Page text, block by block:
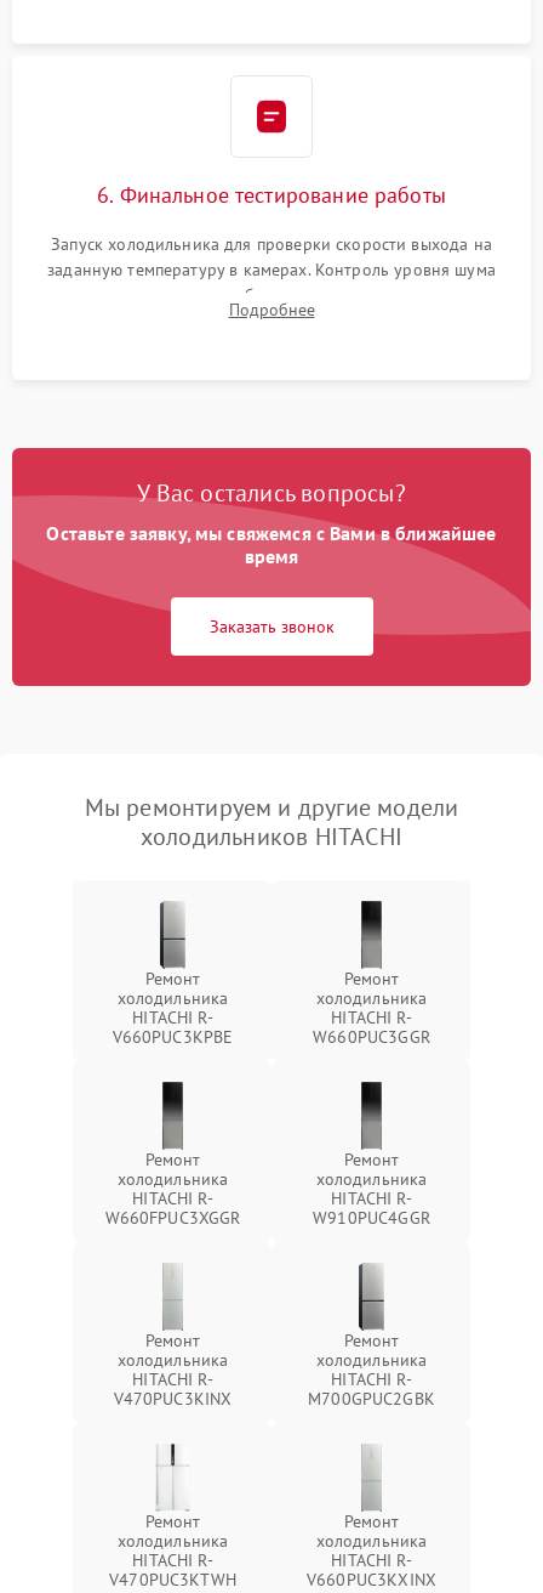
6. Финальное тестирование работы
Запуск холодильника для проверки скорости выхода на
заданную температуру в камерах. Контроль уровня шума
компрессора, отсутствия обмерзания стенок и корректного
срабатывания системы автоматической оттайки.
Подробнее
У Вас остались вопросы?
Оставьте заявку, мы свяжемся с Вами в ближайшее
время
Заказать звонок
Мы ремонтируем и другие модели
холодильников HITACHI
Ремонт
холодильника
HITACHI R-
V660PUC3KPBE
Ремонт
холодильника
HITACHI R-
W660PUC3GGR
Ремонт
холодильника
HITACHI R-
W660FPUC3XGGR
Ремонт
холодильника
HITACHI R-
W910PUC4GGR
Ремонт
холодильника
HITACHI R-
V470PUC3KINX
Ремонт
холодильника
HITACHI R-
M700GPUC2GBK
Ремонт
холодильника
HITACHI R-
V470PUC3KTWH
Ремонт
холодильника
HITACHI R-
V660PUC3KXINX